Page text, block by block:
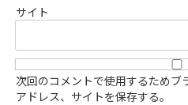
サイト
次回のコメントで使用するためブ
アドレス、サイトを保存する。